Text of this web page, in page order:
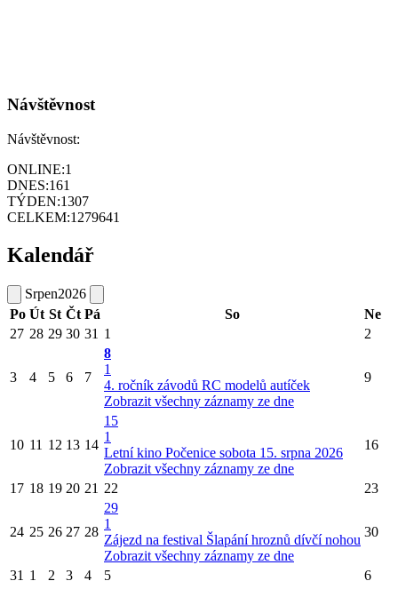
Návštěvnost
Návštěvnost:
ONLINE:1
DNES:161
TÝDEN:1307
CELKEM:1279641
Kalendář
Srpen2026
Po Út St Čt Pá So
Ne
27 28 29 30 31 1 2
3 4 5 6 7
8
1
4. ročník závodů RC modelů autíček
Zobrazit všechny záznamy ze dne
9
10 11 12 13 14
15
1
Letní kino Počenice sobota 15. srpna 2026
Zobrazit všechny záznamy ze dne
16
17 18 19 20 21 22 23
24 25 26 27 28
29
1
Zájezd na festival Šlapání hroznů dívčí nohou
Zobrazit všechny záznamy ze dne
30
31 1 2 3 4 5 6